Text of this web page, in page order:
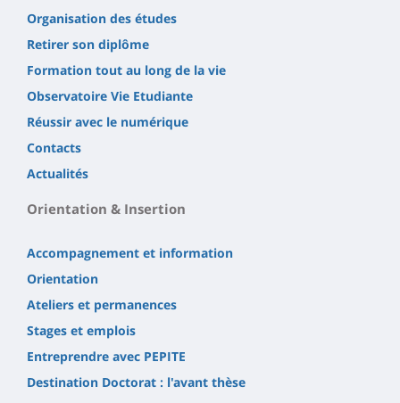
Organisation des études
Retirer son diplôme
Formation tout au long de la vie
Observatoire Vie Etudiante
Réussir avec le numérique
Contacts
Actualités
Orientation & Insertion
Accompagnement et information
Orientation
Ateliers et permanences
Stages et emplois
Entreprendre avec PEPITE
Destination Doctorat : l'avant thèse